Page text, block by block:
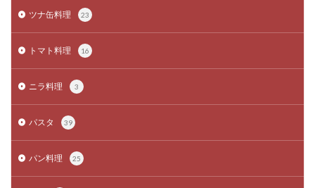
ツナ缶料理 23
トマト料理 16
ニラ料理 3
パスタ 39
パン料理 25